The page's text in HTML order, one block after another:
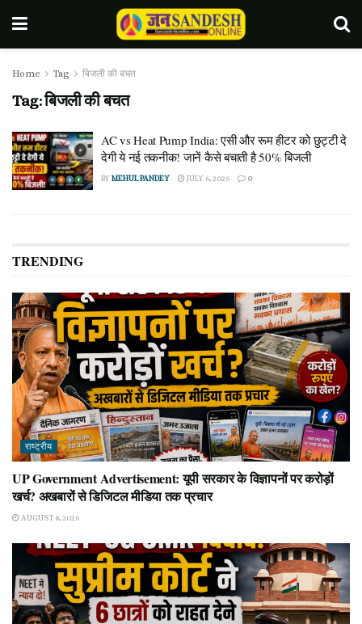
Home Tag बिजली की बचत
Tag:बिजली की बचत
AC vs Heat Pump India: एसी और रूम हीटर को छुट्टी दे
देगी ये नई तकनीक! जानें कैसे बचाती है 50% बिजली
BYMEHUL PANDEY JULY 6, 2026 0
TRENDING
राष्ट्रीय
UP Government Advertisement: यूपी सरकार के विज्ञापनों पर करोड़ों
खर्च? अखबारों से डिजिटल मीडिया तक प्रचार
AUGUST 8, 2026